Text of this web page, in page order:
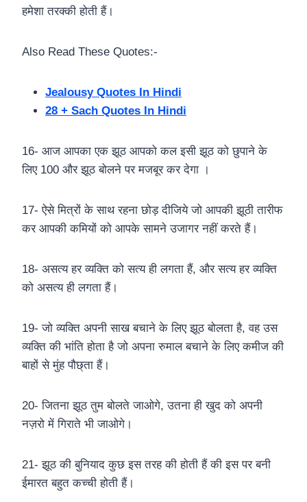
हमेशा तरक्की होती हैं।
Also Read These Quotes:-
Jealousy Quotes In Hindi
28 + Sach Quotes In Hindi
16- आज आपका एक झूठ आपको कल इसी झूठ को छुपाने के
लिए 100 और झूठ बोलने पर मजबूर कर देगा ।
17- ऐसे मित्रों के साथ रहना छोड़ दीजिये जो आपकी झूठी तारीफ
कर आपकी कमियों को आपके सामने उजागर नहीं करते हैं।
18- असत्य हर व्यक्ति को सत्य ही लगता हैं, और सत्य हर व्यक्ति
को असत्य ही लगता हैं।
19- जो व्यक्ति अपनी साख बचाने के लिए झूठ बोलता है, वह उस
व्यक्ति की भांति होता है जो अपना रुमाल बचाने के लिए कमीज की
बाहों से मुंह पौछ्ता हैं।
20- जितना झूठ तुम बोलते जाओगे, उतना ही खुद को अपनी
नज़रो में गिराते भी जाओगे।
21- झूठ की बुनियाद कुछ इस तरह की होती हैं की इस पर बनी
ईमारत बहुत कच्ची होती हैं।